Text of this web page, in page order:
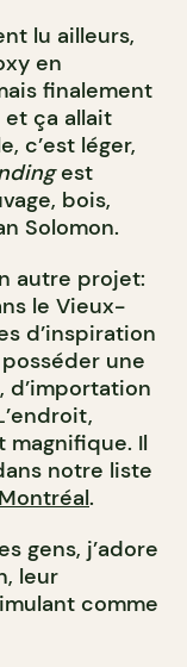
lu ailleurs,
en
finalement
ça allait
c’est léger,
est
bois,
Solomon.
autre projet:
le Vieux-
d’inspiration
une
d’importation
magnifique. Il
notre liste
.
gens, j’adore
leur
comme